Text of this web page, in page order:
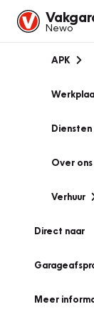
Newo
APK
Diensten
Over ons
Verhuur
Direct naar
Meer